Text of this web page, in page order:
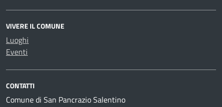
VIVERE IL COMUNE
Luoghi
Eventi
CONTATTI
Comune di San Pancrazio Salentino